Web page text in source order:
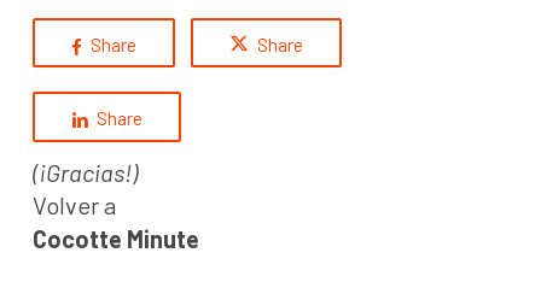
Share Share
Share
(¡Gracias!)
Volver a
Cocotte Minute